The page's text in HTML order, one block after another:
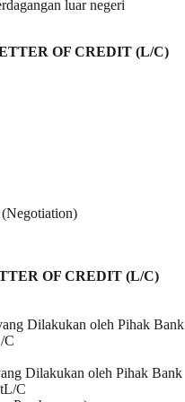
luar negeri
OF CREDIT (L/C)
OF CREDIT (L/C)
Dilakukan oleh Pihak Bank
C
Dilakukan oleh Pihak Bank
C